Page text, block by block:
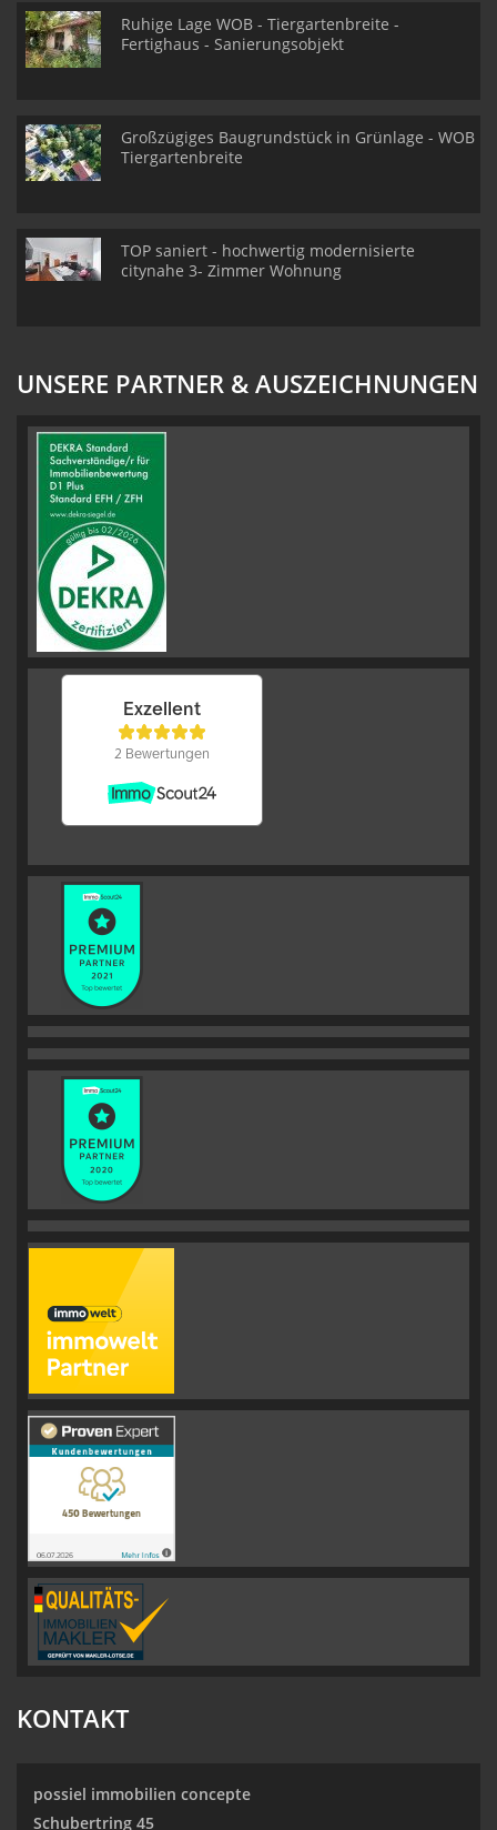
Ruhige Lage WOB - Tiergartenbreite -
Fertighaus - Sanierungsobjekt
Großzügiges Baugrundstück in Grünlage - WOB
Tiergartenbreite
TOP saniert - hochwertig modernisierte
citynahe 3- Zimmer Wohnung
UNSERE PARTNER & AUSZEICHNUNGEN
KONTAKT
possiel immobilien concepte
Schubertring 45